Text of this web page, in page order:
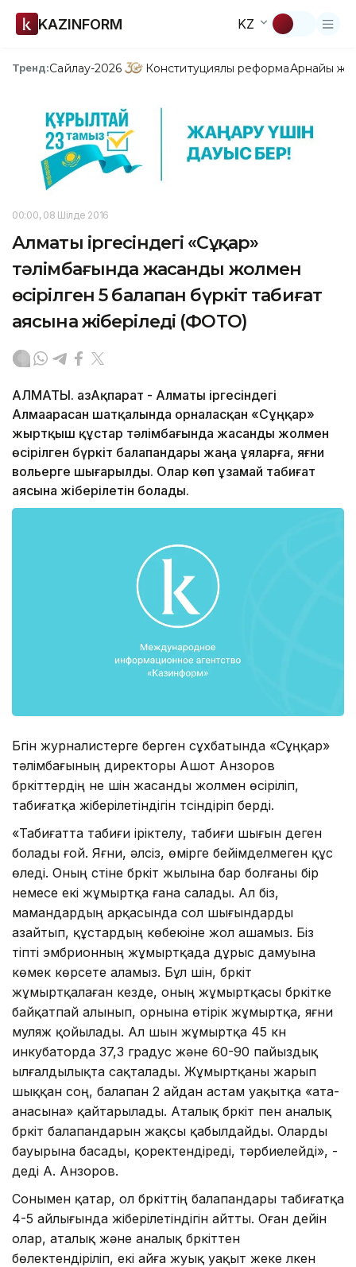
KAZINFORM KZ
Тренд:Сайлау-2026 Конституциялық реформаАрнайы
00:00, 08 Шілде 2016
Алматы іргесіндегі «Сұңқар»
тәлімбағында жасанды жолмен
өсірілген 5 балапан бүркіт табиғат
аясына жіберіледі (ФОТО)
АЛМАТЫ. ҚазАқпарат - Алматы іргесіндегі
Алмаарасан шатқалында орналасқан «Сұңқар»
жыртқыш құстар тәлімбағында жасанды жолмен
өсірілген бүркіт балапандары жаңа ұяларға, яғни
вольерге шығарылды. Олар көп ұзамай табиғат
аясына жіберілетін болады.
Бүгін журналистерге берген сұхбатында «Сұңқар»
тәлімбағының директоры Ашот Анзоров
бүркіттердің не үшін жасанды жолмен өсіріліп,
табиғатқа жіберілетіндігін түсіндіріп берді.
«Табиғатта табиғи іріктелу, табиғи шығын деген
болады ғой. Яғни, әлсіз, өмірге бейімделмеген құс
өледі. Оның үстіне бүркіт жылына бар болғаны бір
немесе екі жұмыртқа ғана салады. Ал біз,
мамандардың арқасында сол шығындарды
азайтып, құстардың көбеюіне жол ашамыз. Біз
тіпті эмбрионның жұмыртқада дұрыс дамуына
көмек көрсете аламыз. Бұл үшін, бүркіт
жұмыртқалаған кезде, оның жұмыртқасы бүркітке
байқатпай алынып, орнына өтірік жұмыртқа, яғни
муляж қойылады. Ал шын жұмыртқа 45 күн
инкубаторда 37,3 градус және 60-90 пайыздық
ылғалдылықта сақталады. Жұмыртқаны жарып
шыққан соң, балапан 2 айдан астам уақытқа «ата-
анасына» қайтарылады. Аталық бүркіт пен аналық
бүркіт балапандарын жақсы қабылдайды. Оларды
бауырына басады, қоректендіреді, тәрбиелейді», -
деді А. Анзоров.
Сонымен қатар, ол бүркіттің балапандары табиғатқа
4-5 айлығында жіберілетіндігін айтты. Оған дейін
олар, аталық және аналық бүркіттен
бөлектендіріліп, екі айға жуық уақыт жеке үлкен